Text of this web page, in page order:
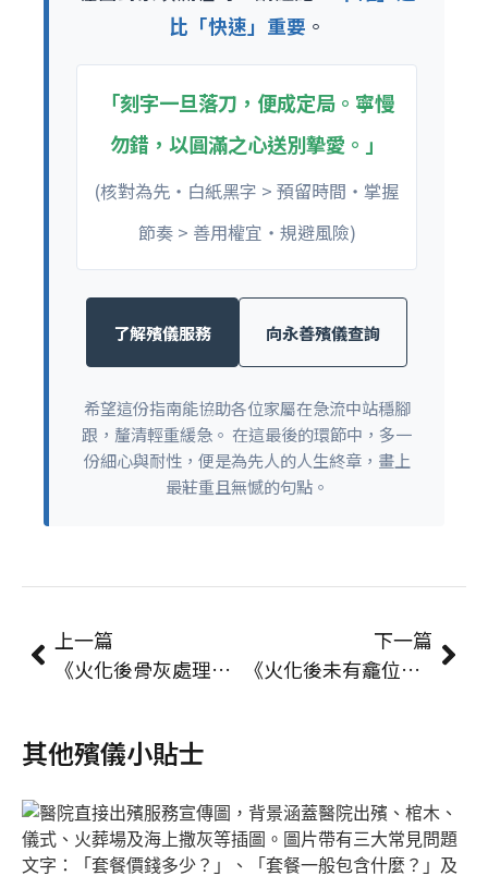
比「快速」重要 。
「刻字一旦落刀，便成定局。寧慢
勿錯，以圓滿之心送別摯愛。」
(核對為先・白紙黑字 > 預留時間・掌握
節奏 > 善用權宜・規避風險)
了解殯儀服務 向永善殯儀查詢
希望這份指南能協助各位家屬在急流中站穩腳
跟，釐清輕重緩急。 在這最後的環節中，多一
份細心與耐性，便是為先人的人生終章，畫上
最莊重且無憾的句點。
上一篇
《火化後骨灰處理全指引｜何時買骨灰盅？從領灰、暫存到上位完整時間線》
下一篇
《火化後未有龕位或未撒灰？食環署「骨灰暫存」申請教學＋所需文件懶人包》
其他殯儀小貼士